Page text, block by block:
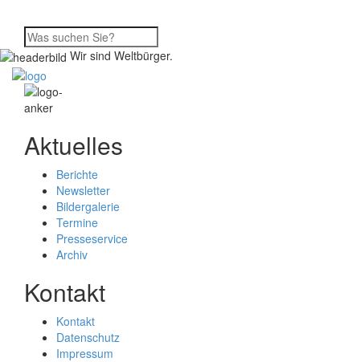
Wir sind Weltbürger.
Aktuelles
Berichte
Newsletter
Bildergalerie
Termine
Presseservice
Archiv
Kontakt
Kontakt
Datenschutz
Impressum